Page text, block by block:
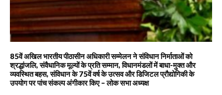
85वें अखिल भारतीय पीठासीन अधिकारी सम्मेलन ने संविधान निर्माताओं को
श्रद्धांजलि, संवैधानिक मूल्यों के प्रति सम्मान, विधानमंडलों में बाधा-मुक्त और
व्यवस्थित बहस, संविधान के 75वें वर्ष के उत्सव और डिजिटल प्रौद्योगिकी के
उपयोग पर पांच संकल्प अंगीकार किए – लोक सभा अध्यक्ष